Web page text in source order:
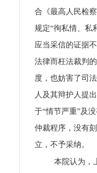
合《最高人民检
规定“徇私情、私
应当采信的证据
法律而枉法裁判
度，也妨害了司
人及其辩护人提
于“情节严重”及
仲裁程序，没有
立，不予采纳。
本院认为，